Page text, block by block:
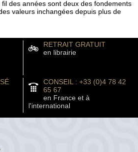
fil des années sont deux des fondements
valeurs inchangées depuis plus de
RETRAIT GRATUIT
en librairie
CONSEIL : +33 (0)4 78 42
65 67
en France et à
l'international